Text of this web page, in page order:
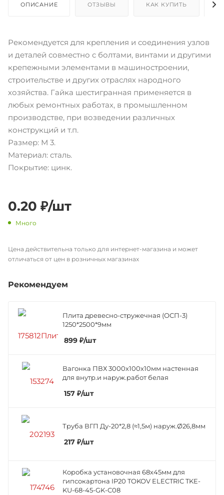
ОПИСАНИЕ ОТЗЫВЫ КАК КУПИТЬ
Рекомендуется для крепления и соединения узлов
и деталей совместно с болтами, винтами и другими
крепежными элементами в машиностроении,
строительстве и других отраслях народного
хозяйства. Гайка шестигранная применяется в
любых ремонтных работах, в промышленном
производстве, при возведении различных
конструкций и т.п.
Размер: М 3.
Материал: сталь.
Покрытие: цинк.
0.20 ₽/шт
Много
Цена действительна только для интернет-магазина и может
отличаться от цен в розничных магазинах
Рекомендуем
Плита древесно-стружечная (ОСП-3)
1250*2500*9мм
899 ₽/шт
Вагонка ПВХ 3000х100х10мм настенная
для внутр.и наруж.работ белая
157 ₽/шт
Труба ВГП Ду-20*2,8 (≈1,5м) наруж.Ø26,8мм
217 ₽/шт
Коробка установочная 68х45мм для
гипсокартона IP20 TOKOV ELECTRIC TKE-
KU-68-45-GK-C08